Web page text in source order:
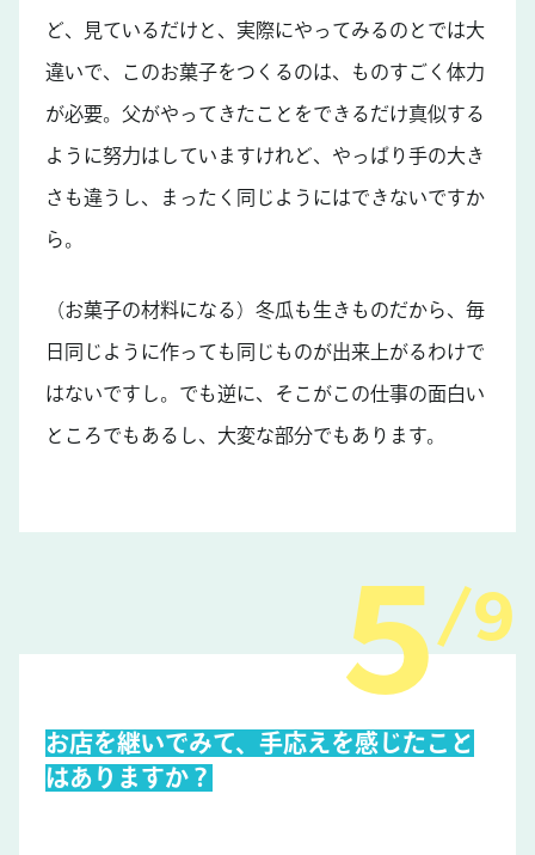
ど、見ているだけと、実際にやってみるのとでは大
違いで、このお菓子をつくるのは、ものすごく体力
が必要。父がやってきたことをできるだけ真似する
ように努力はしていますけれど、やっぱり手の大き
さも違うし、まったく同じようにはできないですか
ら。
（お菓子の材料になる）冬瓜も生きものだから、毎
日同じように作っても同じものが出来上がるわけで
はないですし。でも逆に、そこがこの仕事の面白い
ところでもあるし、大変な部分でもあります。
9
お店を継いでみて、手応えを感じたこと
はありますか？